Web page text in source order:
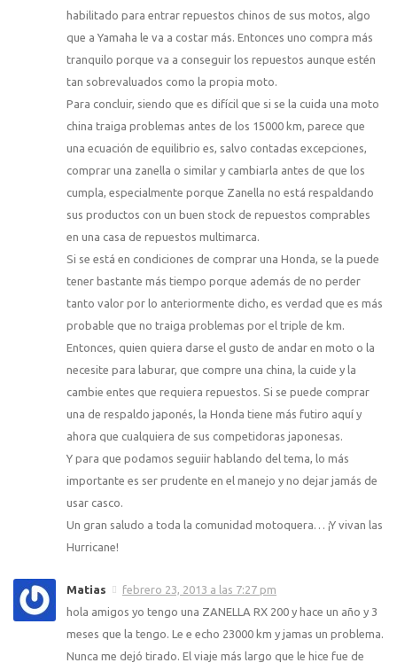
habilitado para entrar repuestos chinos de sus motos, algo
que a Yamaha le va a costar más. Entonces uno compra más
tranquilo porque va a conseguir los repuestos aunque estén
tan sobrevaluados como la propia moto.
Para concluir, siendo que es difícil que si se la cuida una moto
china traiga problemas antes de los 15000 km, parece que
una ecuación de equilibrio es, salvo contadas excepciones,
comprar una zanella o similar y cambiarla antes de que los
cumpla, especialmente porque Zanella no está respaldando
sus productos con un buen stock de repuestos comprables
en una casa de repuestos multimarca.
Si se está en condiciones de comprar una Honda, se la puede
tener bastante más tiempo porque además de no perder
tanto valor por lo anteriormente dicho, es verdad que es más
probable que no traiga problemas por el triple de km.
Entonces, quien quiera darse el gusto de andar en moto o la
necesite para laburar, que compre una china, la cuide y la
cambie entes que requiera repuestos. Si se puede comprar
una de respaldo japonés, la Honda tiene más futiro aquí y
ahora que cualquiera de sus competidoras japonesas.
Y para que podamos seguiir hablando del tema, lo más
importante es ser prudente en el manejo y no dejar jamás de
usar casco.
Un gran saludo a toda la comunidad motoquera… ¡Y vivan las
Hurricane!
Matias
febrero 23, 2013 a las 7:27 pm
hola amigos yo tengo una ZANELLA RX 200 y hace un año y 3
meses que la tengo. Le e echo 23000 km y jamas un problema.
Nunca me dejó tirado. El viaje más largo que le hice fue de